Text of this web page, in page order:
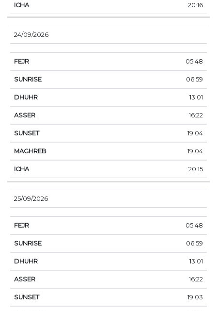
20:16
24/09/2026
05:48
06:59
13:01
16:22
19:04
19:04
20:15
25/09/2026
05:48
06:59
13:01
16:22
19:03